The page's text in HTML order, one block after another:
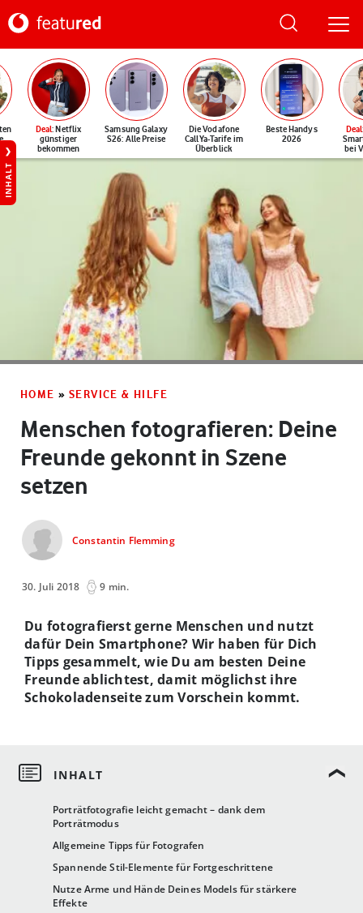
Deal: Netflix
günstiger
bekommen
Samsung Galaxy
S26: Alle Preise
Die Vodafone
CallYa-Tarife im
Überblick
Beste Handys
2026
Deal
bei
INHALT
HOME » SERVICE & HILFE
Menschen fotografieren: Deine
Freunde gekonnt in Szene
setzen
Constantin Flemming
30. Juli 2018 9 min.
Porträtfotografie leicht gemacht – dank dem
Porträtmodus
Allgemeine Tipps für Fotografen
Spannende Stil-Elemente für Fortgeschrittene
Nutze Arme und Hände Deines Models für stärkere
Effekte
Du fotografierst gerne Menschen und nutzt
dafür Dein Smartphone? Wir haben für Dich
Tipps gesammelt, wie Du am besten Deine
Freunde ablichtest, damit möglichst ihre
Schokoladenseite zum Vorschein kommt.